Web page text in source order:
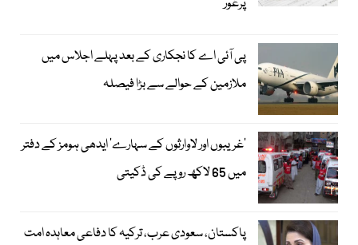
پرغور
پی آئی اے کا نجکاری کے بعد پہلے اجلاس میں
ملازمین کے حوالے سے بڑا فیصلہ
’غریبوں اور لاوارثوں کے سہارے‘ ایدھی ہومز کے دفتر
میں 65 لاکھ روپے کی ڈکیتی
پاکستان، سعودی عرب، ترکیہ کا دفاعی معاہدہ امت